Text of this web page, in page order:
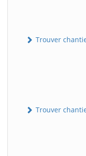
Trouver
Trouver